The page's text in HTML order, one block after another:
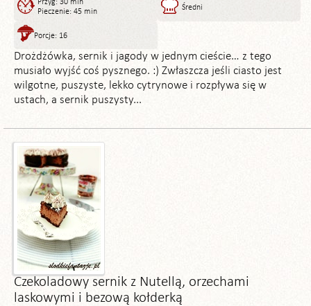
Przyg: 30 min
Pieczenie: 45 min
Średni
Porcje: 16
Drożdżówka, sernik i jagody w jednym cieście… z tego
musiało wyjść coś pysznego. :) Zwłaszcza jeśli ciasto jest
wilgotne, puszyste, lekko cytrynowe i rozpływa się w
ustach, a sernik puszysty...
Czekoladowy sernik z Nutellą, orzechami
laskowymi i bezową kołderką